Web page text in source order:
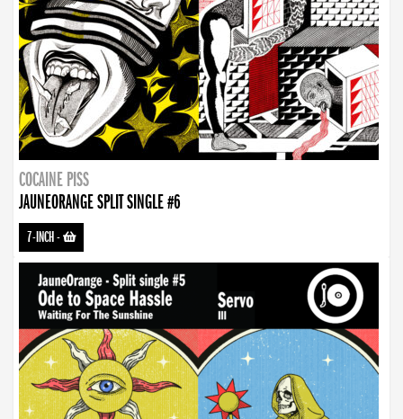
COCAINE PISS
JAUNEORANGE SPLIT SINGLE #6
7-INCH-